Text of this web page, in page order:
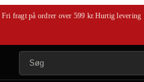
Fri fragt på ordrer over 599 kr. Hurtig levering